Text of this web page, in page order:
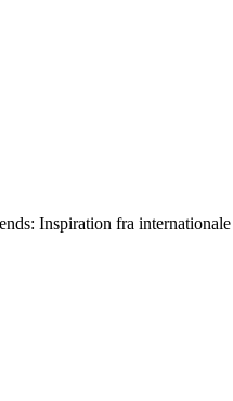
Inspiration fra internationale